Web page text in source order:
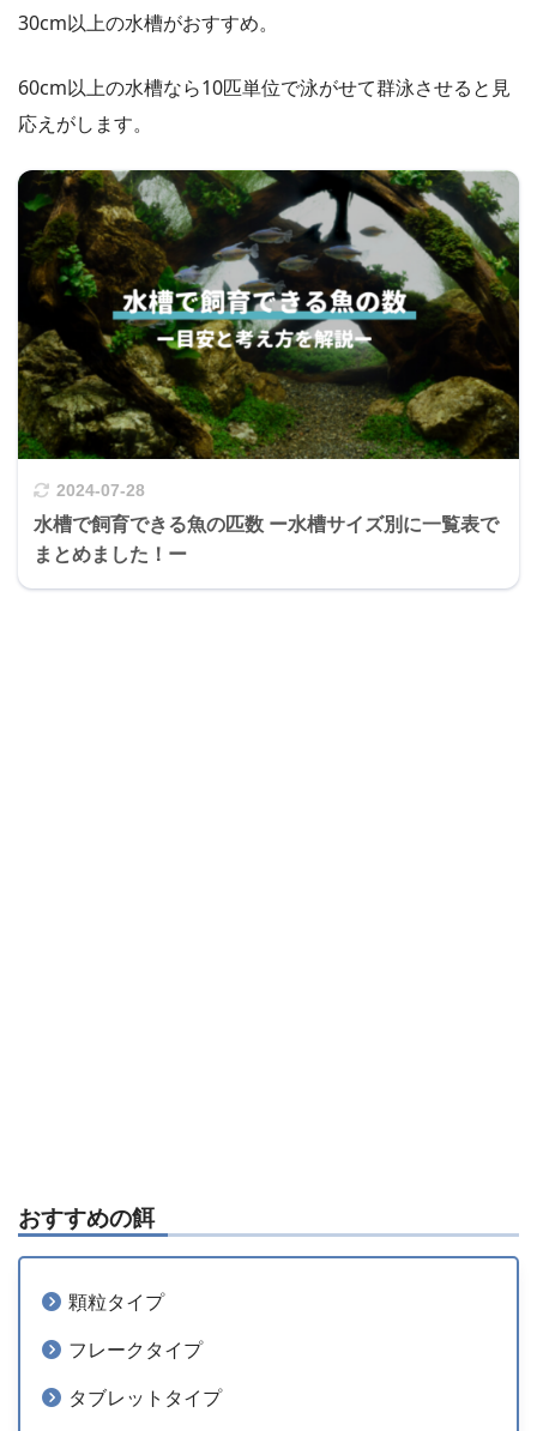
30cm以上の水槽がおすすめ。
60cm以上の水槽なら10匹単位で泳がせて群泳させると見
応えがします。
2024-07-28
水槽で飼育できる魚の匹数 ー水槽サイズ別に一覧表で
まとめました！ー
おすすめの餌
顆粒タイプ
フレークタイプ
タブレットタイプ